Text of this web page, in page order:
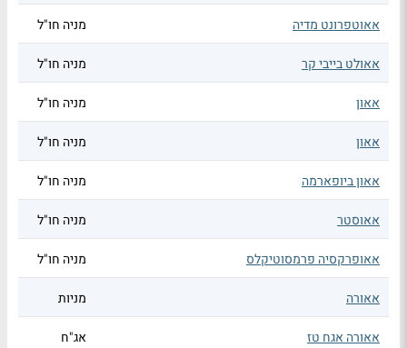
אאוטפרונט מדיה מניה חו"ל
אאולט בייבי קר מניה חו"ל
אאון מניה חו"ל
אאון מניה חו"ל
אאון ביופארמה מניה חו"ל
אאוסטר מניה חו"ל
אאופרקסיה פרמסוטיקלס מניה חו"ל
אאורה מניות
אאורה אגח טז אג"ח